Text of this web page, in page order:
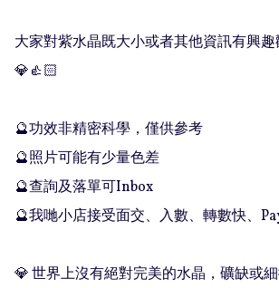
大家對紫水晶既大小或者其他資訊有興
💎👍🏻
🔮功效非精密科學，僅供參考
🔮照片可能有少量色差
🔮查詢及落單可Inbox
🔮我哋小店接受面交、入數、轉數快、
💎 世界上沒有絕對完美的水晶，礦缺或